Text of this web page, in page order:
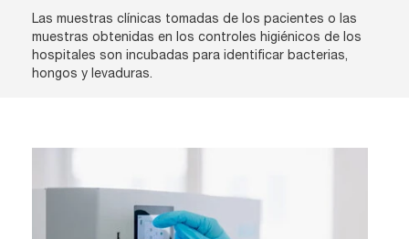
Las muestras clínicas tomadas de los pacientes o las
muestras obtenidas en los controles higiénicos de los
hospitales son incubadas para identificar bacterias,
hongos y levaduras.